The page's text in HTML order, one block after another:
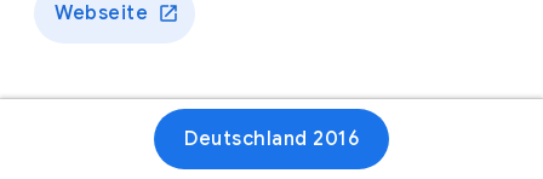
Webseite
Deutschland 2016